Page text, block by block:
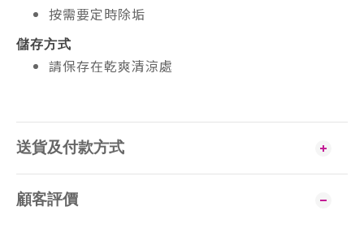
按需要定時除垢
儲存方式
請保存在乾爽清涼處
送貨及付款方式
顧客評價